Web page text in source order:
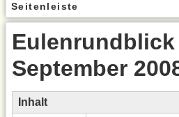
Seitenleiste
Eulenrundblick
September
Inhalt